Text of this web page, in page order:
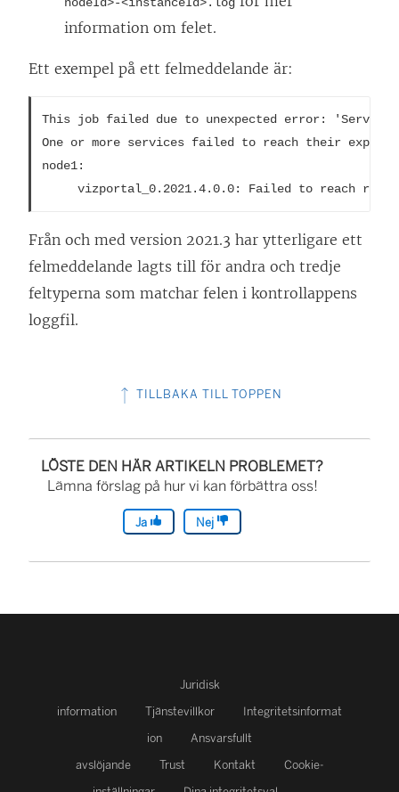
nodeId>-<instanceId>.log
information om felet.
Ett exempel på ett felmeddelande är:
This job failed due to unexpected error:
One or more services failed to reach their
node1:
vizportal_0.2021.4.0.0: Failed to reach
Från och med version 2021.3 har ytterligare ett
felmeddelande lagts till för andra och tredje
feltyperna som matchar felen i kontrollappens
loggfil.
TILLBAKA TILL TOPPEN
LÖSTE DEN HÄR ARTIKELN PROBLEMET?
Lämna förslag på hur vi kan förbättra oss!
Ja Nej
Juridisk
information
Tjänstevillkor
Integritetsinformat
ion
Ansvarsfullt
avslöjande
Trust Kontakt
Cookie-